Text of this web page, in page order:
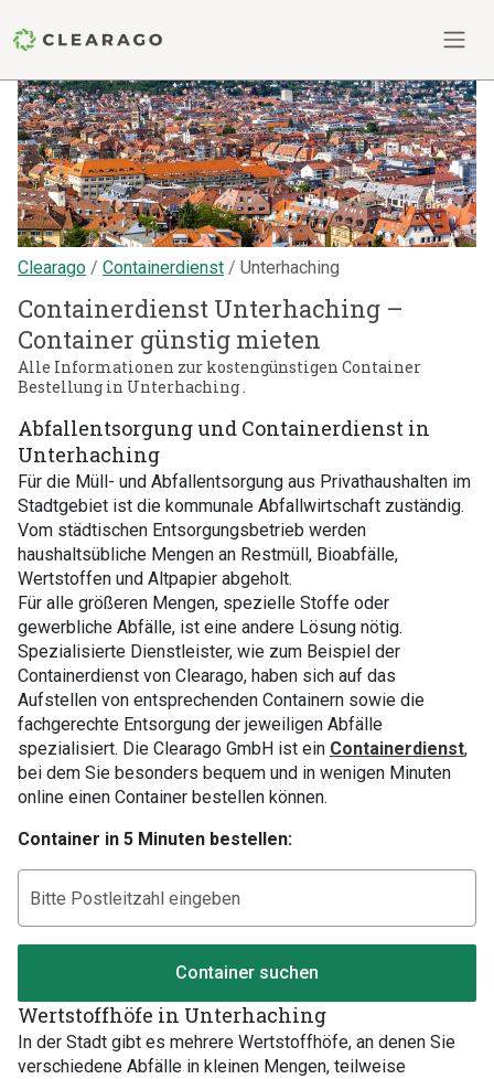
Clearago Containerdienst Unterhaching
Containerdienst Unterhaching –
Container günstig mieten
Alle Informationen zur kostengünstigen Container
Bestellung in Unterhaching .
Abfallentsorgung und Containerdienst in
Unterhaching
Für die Müll- und Abfallentsorgung aus Privathaushalten im
Stadtgebiet ist die kommunale Abfallwirtschaft zuständig.
Vom städtischen Entsorgungsbetrieb werden
haushaltsübliche Mengen an Restmüll, Bioabfälle,
Wertstoffen und Altpapier abgeholt.
Für alle größeren Mengen, spezielle Stoffe oder
gewerbliche Abfälle, ist eine andere Lösung nötig.
Spezialisierte Dienstleister, wie zum Beispiel der
Containerdienst von Clearago, haben sich auf das
Aufstellen von entsprechenden Containern sowie die
fachgerechte Entsorgung der jeweiligen Abfälle
spezialisiert. Die Clearago GmbH ist ein Containerdienst,
bei dem Sie besonders bequem und in wenigen Minuten
online einen Container bestellen können.
Container in 5 Minuten bestellen:
Container suchen
Wertstoffhöfe in Unterhaching
In der Stadt gibt es mehrere Wertstoffhöfe, an denen Sie
verschiedene Abfälle in kleinen Mengen, teilweise